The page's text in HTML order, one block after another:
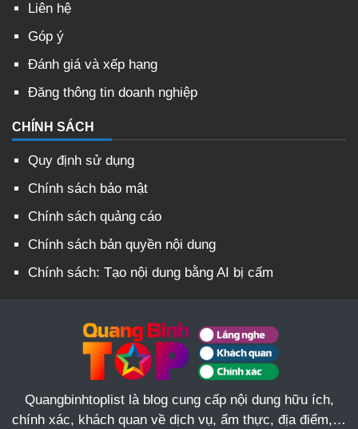
Liên hệ
Góp ý
Đánh giá và xếp hạng
Đăng thông tin doanh nghiệp
CHÍNH SÁCH
Quy định sử dụng
Chính sách bảo mật
Chính sách quảng cáo
Chính sách bản quyền nội dung
Chính sách: Tạo nội dung bằng AI bị cấm
Quangbinhtoplist là blog cung cấp nội dung hữu ích,
chính xác, khách quan về dịch vụ, ẩm thực, địa điểm,…